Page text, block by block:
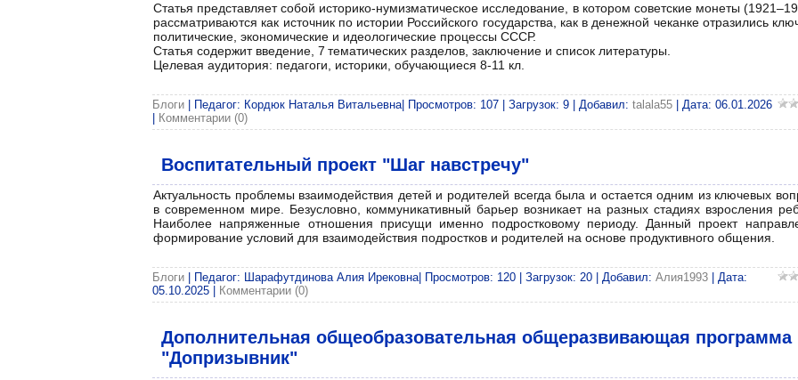
Статья представляет собой историко‑нумизматическое исследование, в котором советские монеты
рассматриваются как источник по истории Российского государства, как в денежной чеканке отразились
политические, экономические и идеологические процессы СССР.
Статья содержит введение, 7 тематических разделов, заключение и список литературы.
Целевая аудитория: педагоги, историки, обучающиеся 8-11 кл.
Блоги | Педагог: Кордюк Наталья Витальевна| Просмотров: 107 | Загрузок: 9 | Добавил: talala55 | Дата: 06.01.2026
Комментарии (0)
Воспитательный проект "Шаг навстречу"
Актуальность проблемы взаимодействия детей и родителей всегда была и остается одним из ключевых
в современном мире. Безусловно, коммуникативный барьер возникает на разных стадиях взросления
Наиболее напряженные отношения присущи именно подростковому периоду. Данный проект
формирование условий для взаимодействия подростков и родителей на основе продуктивного общения.
Блоги | Педагог: Шарафутдинова Алия Ирековна| Просмотров: 120 | Загрузок: 20 | Добавил: Алия1993 | Дата:
05.10.2025
Комментарии (0)
Дополнительная общеобразовательная общеразвивающая программа
"Допризывник"